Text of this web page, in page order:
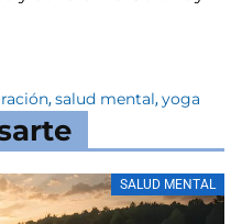
,salud mental,yoga
NUTRICIÓN